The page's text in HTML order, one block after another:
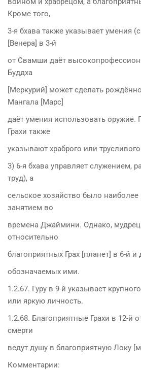
Кроме того,
3-я бхава также указывает умения
[Венера] в 3-й
от Свамши даёт
Буддха
[Меркурий] может сделать
Мангала [Марс]
даёт умения использовать
Грахи также
указывают храброго или
3) 6-я бхава управляет служением,
труд), а
сельское хозяйство было
занятием во
времена Джаймини. Однако,
относительно
благоприятных Грах [планет] в 6-й и
обозначаемых ими.
1.2.67. Гуру в 9-й указывает
или яркую личность.
1.2.68. Благоприятные Грахи в 12-й
смерти
ведут душу в благоприятную Локу
Комментарии: